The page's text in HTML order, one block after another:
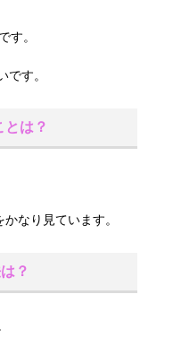
す。
です。
は？
なり見ています。
？